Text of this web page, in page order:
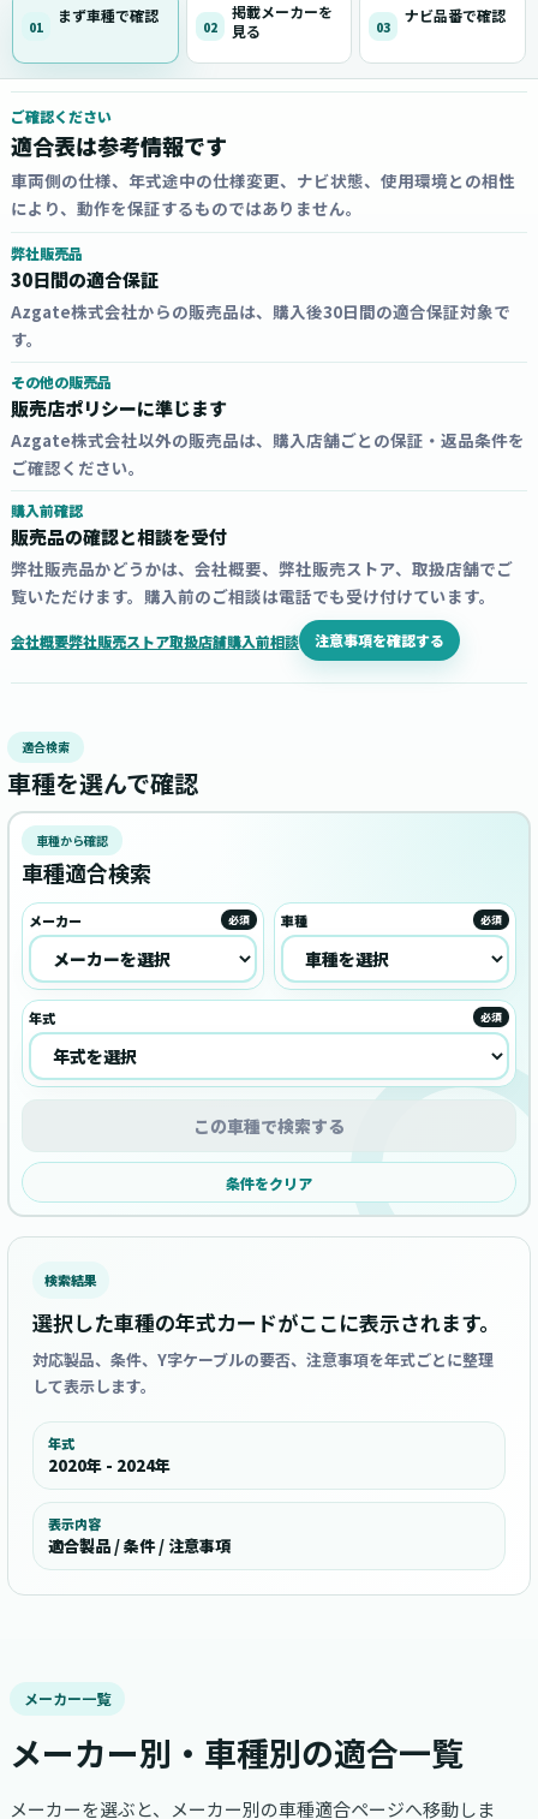
01
まず車種で確認
02
掲載メーカーを
見る
03
ナビ品番で確認
ご確認ください
適合表は参考情報です
車両側の仕様、年式途中の仕様変更、ナビ状態、使用環境との相性
により、動作を保証するものではありません。
弊社販売品
30日間の適合保証
Azgate株式会社からの販売品は、購入後30日間の適合保証対象で
す。
その他の販売品
販売店ポリシーに準じます
Azgate株式会社以外の販売品は、購入店舗ごとの保証・返品条件を
ご確認ください。
購入前確認
販売品の確認と相談を受付
弊社販売品かどうかは、会社概要、弊社販売ストア、取扱店舗でご
覧いただけます。購入前のご相談は電話でも受け付けています。
会社概要弊社販売ストア取扱店舗購入前相談 注意事項を確認する
適合検索
車種を選んで確認
車種から確認
車種適合検索
メーカー 必須 車種 必須
年式 必須
この車種で検索する
条件をクリア
検索結果
選択した車種の年式カードがここに表示されます。
対応製品、条件、Y字ケーブルの要否、注意事項を年式ごとに整理
して表示します。
年式
2020年 - 2024年
表示内容
適合製品 / 条件 / 注意事項
メーカー一覧
メーカー別・車種別の適合一覧
メーカーを選ぶと、メーカー別の車種適合ページへ移動しま